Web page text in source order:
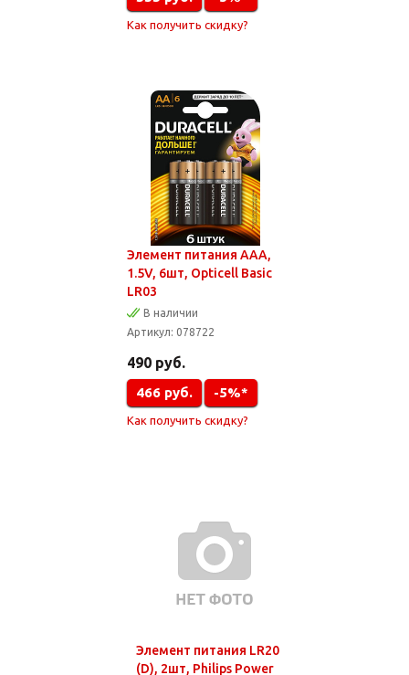
Как получить скидку?
Элемент питания AAA,
1.5V, 6шт, Opticell Basic
LR03
В наличии
Артикул: 078722
490 руб.
466 руб. -5%*
Как получить скидку?
Элемент питания LR20
(D), 2шт, Philips Power